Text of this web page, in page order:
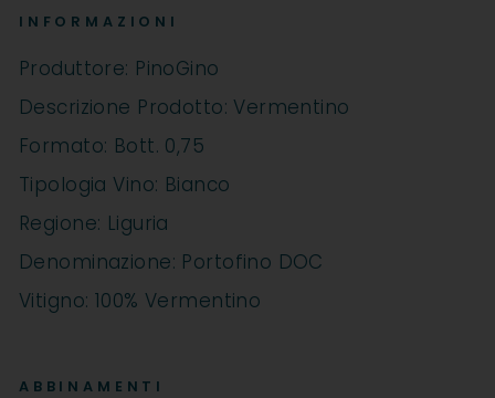
INFORMAZIONI
Produttore: PinoGino
Descrizione Prodotto: Vermentino
Formato: Bott. 0,75
Tipologia Vino: Bianco
Regione: Liguria
Denominazione: Portofino DOC
Vitigno: 100% Vermentino
ABBINAMENTI